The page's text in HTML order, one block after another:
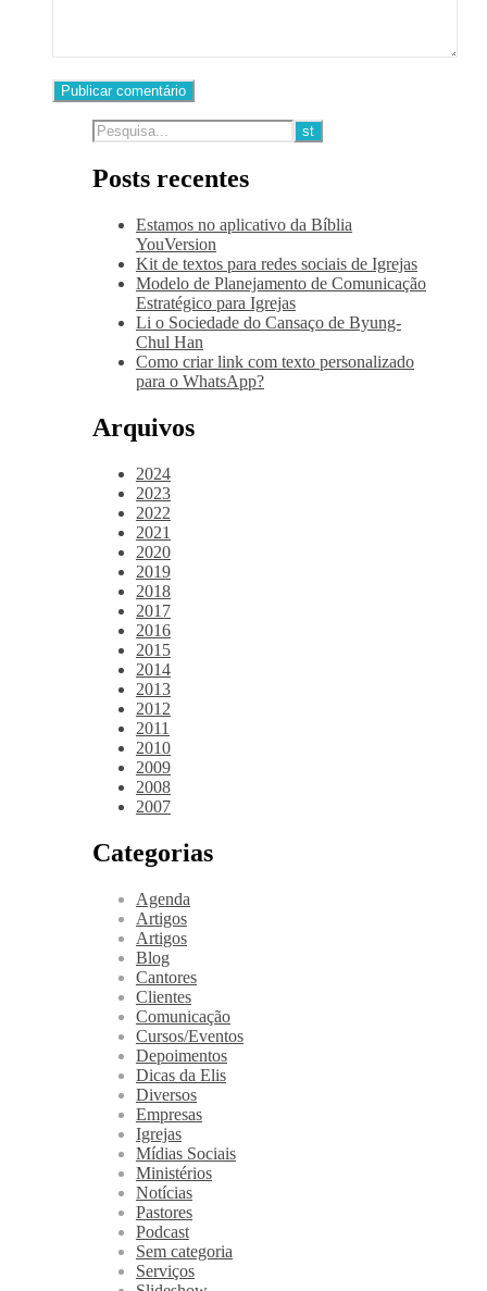
Posts recentes
Estamos no aplicativo da Bíblia
YouVersion
Kit de textos para redes sociais de Igrejas
Modelo de Planejamento de Comunicação
Estratégico para Igrejas
Li o Sociedade do Cansaço de Byung-
Chul Han
Como criar link com texto personalizado
para o WhatsApp?
Arquivos
2024
2023
2022
2021
2020
2019
2018
2017
2016
2015
2014
2013
2012
2011
2010
2009
2008
2007
Categorias
Agenda
Artigos
Artigos
Blog
Cantores
Clientes
Comunicação
Cursos/Eventos
Depoimentos
Dicas da Elis
Diversos
Empresas
Igrejas
Mídias Sociais
Ministérios
Notícias
Pastores
Podcast
Sem categoria
Serviços